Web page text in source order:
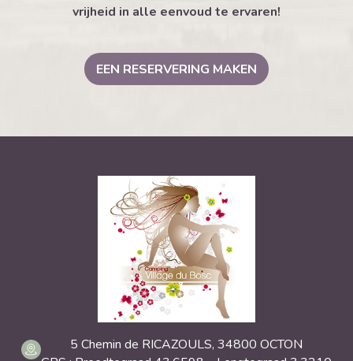
vrijheid in alle eenvoud te ervaren!
EEN RESERVERING MAKEN
5 Chemin de RICAZOULS, 34800 OCTON